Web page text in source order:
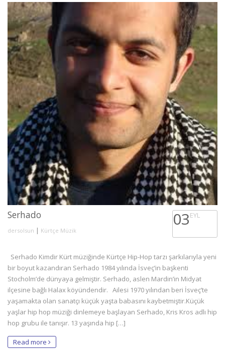
Serhado
dersolsun | Kürtçe Müzik
03EYL
Serhado Kimdir Kürt müziğinde Kürtçe Hip-Hop tarzı şarkılarıyla yeni
bir boyut kazandıran Serhado 1984 yılında İsveç’in başkenti
Stocholm’de dünyaya gelmiştir. Serhado, aslen Mardin’in Midyat
ilçesine bağlı Halax köyündendir. Ailesi 1970 yılından beri İsveç’te
yaşamakta olan sanatçı küçük yaşta babasını kaybetmiştir.Küçük
yaşlar hip hop müziği dinlemeye başlayan Serhado, Kris Kros adlı hip
hop grubu ile tanışır. 13 yaşında hip […]
Read more